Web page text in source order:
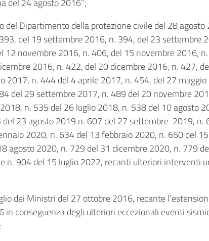
del 24 agosto 2016”;
del Dipartimento della protezione civile del 28
del 19 settembre 2016, n. 394, del 23 settembre
12 novembre 2016, n. 406, del 15 novembre 2016,
2016, n. 422, del 20 dicembre 2016, n. 427,
2017, n. 444 del 4 aprile 2017, n. 454, del 27
del 29 settembre 2017, n. 489 del 20 novembre
n. 535 del 26 luglio 2018, n. 538 del 10
23 agosto 2019 n. 607 del 27 settembre 2019,
2020, n. 634 del 13 febbraio 2020, n. 650 del
agosto 2020, n. 729 del 31 dicembre 2020, n. 779
n. 904 del 15 luglio 2022, recanti ulteriori interventi
dei Ministri del 27 ottobre 2016, recante
in conseguenza degli ulteriori eccezionali eventi